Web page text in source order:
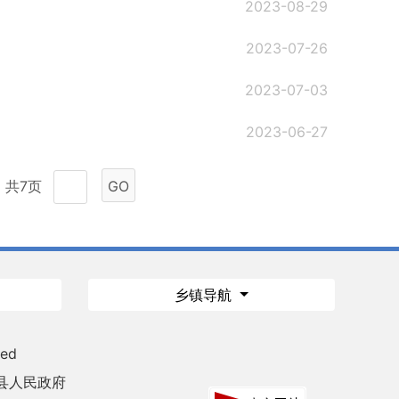
2023-08-29
2023-07-26
2023-07-03
2023-06-27
共7页 GO
乡镇导航
人民政府